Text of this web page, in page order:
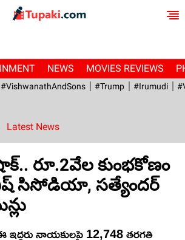
NEWS MOVIES REVIEWS
#VishwanathAndSons #Trump #irumudi
Latest News
రూ.2వేల కుంభకోణం
సిసోడియా, సత్యేందర్
ఇద్దరు నాయకులపై 12,748 తరగతి